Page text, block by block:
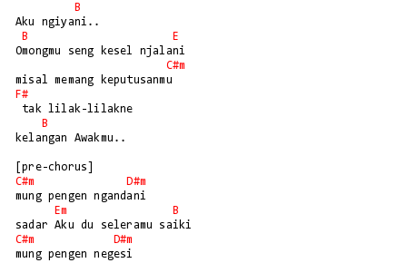
B
Aku ngiyani..
B
E
Omongmu seng kesel njalani
C#m
F#
B
kelangan Awakmu..
C#m
D#m
mung pengen ngandani
Em
B
C#m
D#m
mung pengen negesi